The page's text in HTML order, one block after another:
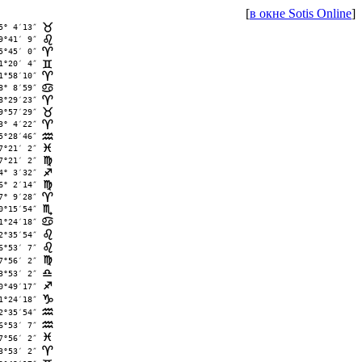
[в окне Sotis Online]
4′13″ <
9″ ?
0″ ;
4″ =
;
8′59″ >
;
<
4′22″ ;
E
2″ F
2″ @
3′32″ C
2′14″ @
9′28″ ;
B
>
?
7″ ?
2″ @
2″ A
C
D
E
7″ E
2″ F
2″ ;